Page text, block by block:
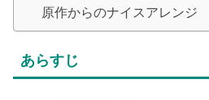
原作からのナイスアレンジ
あらすじ